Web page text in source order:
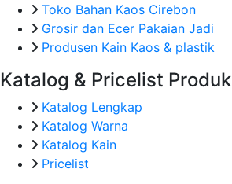
Toko Bahan Kaos Cirebon
Grosir dan Ecer Pakaian Jadi
Produsen Kain Kaos & plastik
Katalog & Pricelist Produk
Katalog Lengkap
Katalog Warna
Katalog Kain
Pricelist